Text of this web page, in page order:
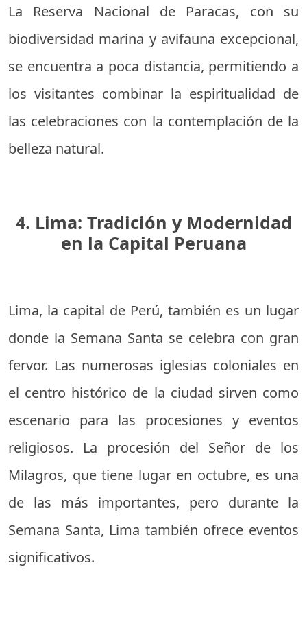
La Reserva Nacional de Paracas, con su
biodiversidad marina y avifauna excepcional,
se encuentra a poca distancia, permitiendo a
los visitantes combinar la espiritualidad de
las celebraciones con la contemplación de la
belleza natural.
4. Lima: Tradición y Modernidad
en la Capital Peruana
Lima, la capital de Perú, también es un lugar
donde la Semana Santa se celebra con gran
fervor. Las numerosas iglesias coloniales en
el centro histórico de la ciudad sirven como
escenario para las procesiones y eventos
religiosos. La procesión del Señor de los
Milagros, que tiene lugar en octubre, es una
de las más importantes, pero durante la
Semana Santa, Lima también ofrece eventos
significativos.